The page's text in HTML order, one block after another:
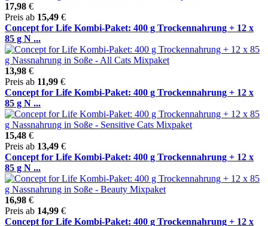
17,98 €
Preis ab 15,49 €
Concept for Life Kombi-Paket: 400 g Trockennahrung + 12 x
85 g N ...
13,98 €
Preis ab 11,99 €
Concept for Life Kombi-Paket: 400 g Trockennahrung + 12 x
85 g N ...
15,48 €
Preis ab 13,49 €
Concept for Life Kombi-Paket: 400 g Trockennahrung + 12 x
85 g N ...
16,98 €
Preis ab 14,99 €
Concept for Life Kombi-Paket: 400 g Trockennahrung + 12 x